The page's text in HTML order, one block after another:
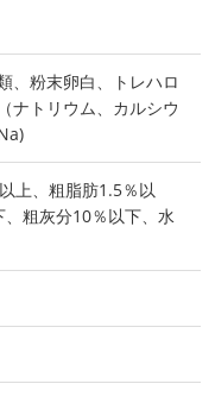
、粉末卵白、トレハロ
ナトリウム、カルシウ
上、粗脂肪1.5％以
粗灰分10％以下、水